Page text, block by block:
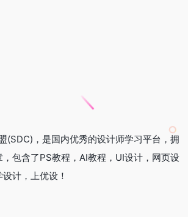
(SDC)，是国内优秀的设计师学习平台，拥
包含了PS教程，AI教程，UI设计，网页设
计，上优设！